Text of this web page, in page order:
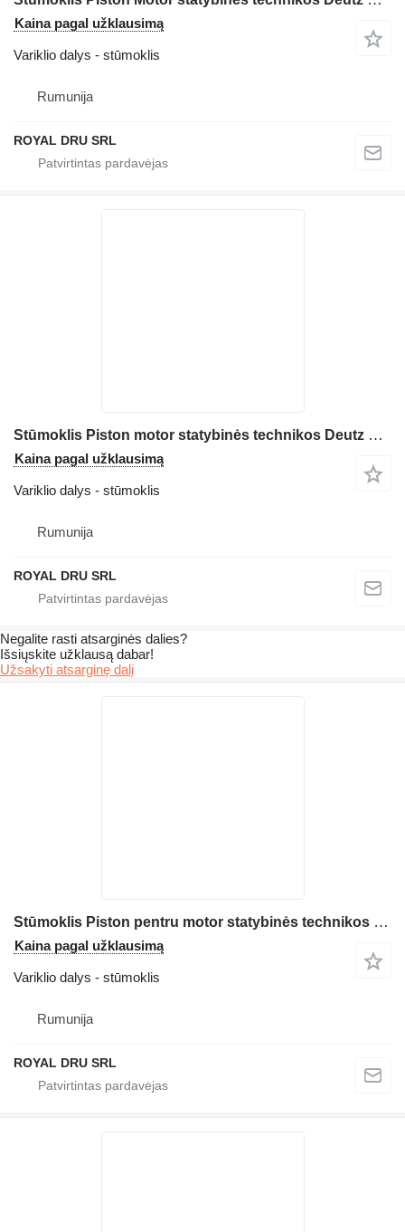
Kaina pagal užklausimą
Variklio dalys - stūmoklis
Rumunija
ROYAL DRU SRL
Stūmoklis Piston motor statybinės technikos Deutz D2008L04
Kaina pagal užklausimą
Variklio dalys - stūmoklis
Rumunija
ROYAL DRU SRL
Negalite rasti atsarginės dalies?
Išsiųskite užklausą dabar!
Užsakyti atsarginę dalį
Stūmoklis Piston pentru motor statybinės technikos Deutz D914L3
Kaina pagal užklausimą
Variklio dalys - stūmoklis
Rumunija
ROYAL DRU SRL